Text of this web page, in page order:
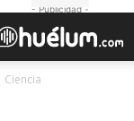
- Publicidad -
Ciencia